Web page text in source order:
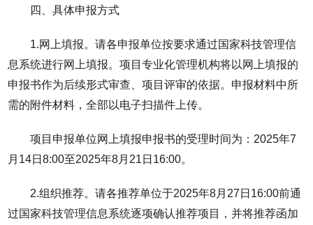
四、具体申报方式
1.网上填报。请各申报单位按要求通过国家科技管理信
息系统进行网上填报。项目专业化管理机构将以网上填报的
申报书作为后续形式审查、项目评审的依据。申报材料中所
需的附件材料，全部以电子扫描件上传。
项目申报单位网上填报申报书的受理时间为：2025年7
月14日8:00至2025年8月21日16:00。
2.组织推荐。请各推荐单位于2025年8月27日16:00前通
过国家科技管理信息系统逐项确认推荐项目，并将推荐函加